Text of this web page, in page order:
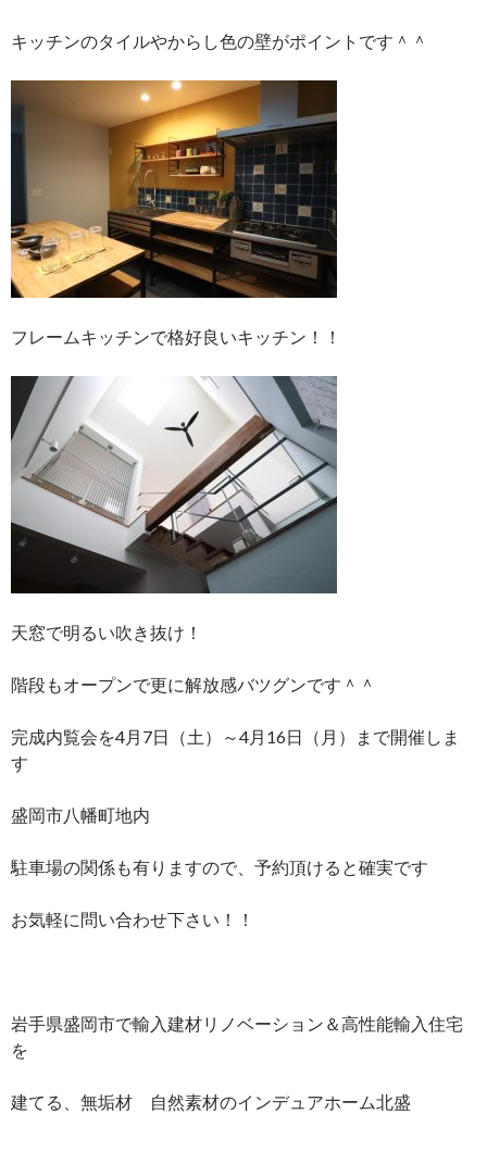
キッチンのタイルやからし色の壁がポイントです＾＾
フレームキッチンで格好良いキッチン！！
天窓で明るい吹き抜け！
階段もオープンで更に解放感バツグンです＾＾
完成内覧会を4月7日（土）～4月16日（月）まで開催しま
す
盛岡市八幡町地内
駐車場の関係も有りますので、予約頂けると確実です
お気軽に問い合わせ下さい！！
岩手県盛岡市で輸入建材リノベーション＆高性能輸入住宅
を
建てる、無垢材 自然素材のインデュアホーム北盛